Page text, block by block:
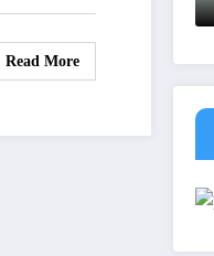
Read More